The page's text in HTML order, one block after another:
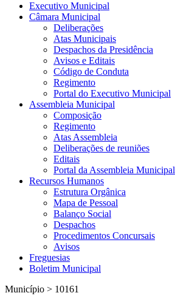
Executivo Municipal
Câmara Municipal
Deliberações
Atas Municipais
Despachos da Presidência
Avisos e Editais
Código de Conduta
Regimento
Portal do Executivo Municipal
Assembleia Municipal
Composição
Regimento
Atas Assembleia
Deliberações de reuniões
Editais
Portal da Assembleia Municipal
Recursos Humanos
Estrutura Orgânica
Mapa de Pessoal
Balanço Social
Despachos
Procedimentos Concursais
Avisos
Freguesias
Boletim Municipal
Município > 10161